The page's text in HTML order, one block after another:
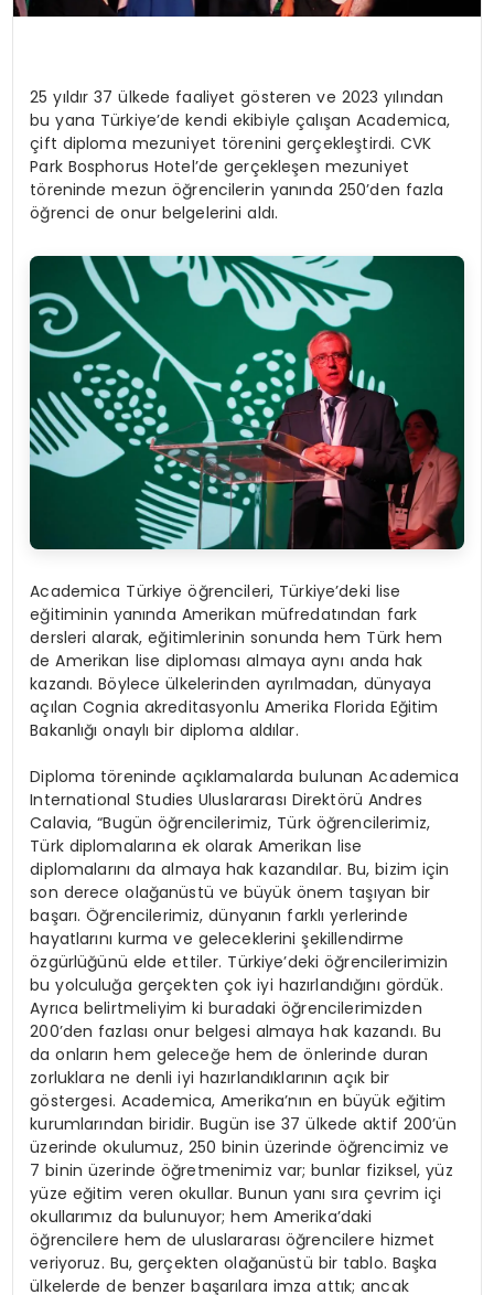
25 yıldır 37 ülkede faaliyet gösteren ve 2023 yılından
bu yana Türkiye’de kendi ekibiyle çalışan Academica,
çift diploma mezuniyet törenini gerçekleştirdi. CVK
Park Bosphorus Hotel’de gerçekleşen mezuniyet
töreninde mezun öğrencilerin yanında 250’den fazla
öğrenci de onur belgelerini aldı.
Academica Türkiye öğrencileri, Türkiye’deki lise
eğitiminin yanında Amerikan müfredatından fark
dersleri alarak, eğitimlerinin sonunda hem Türk hem
de Amerikan lise diploması almaya aynı anda hak
kazandı. Böylece ülkelerinden ayrılmadan, dünyaya
açılan Cognia akreditasyonlu Amerika Florida Eğitim
Bakanlığı onaylı bir diploma aldılar.
Diploma töreninde açıklamalarda bulunan Academica
International Studies Uluslararası Direktörü Andres
Calavia, “Bugün öğrencilerimiz, Türk öğrencilerimiz,
Türk diplomalarına ek olarak Amerikan lise
diplomalarını da almaya hak kazandılar. Bu, bizim için
son derece olağanüstü ve büyük önem taşıyan bir
başarı. Öğrencilerimiz, dünyanın farklı yerlerinde
hayatlarını kurma ve geleceklerini şekillendirme
özgürlüğünü elde ettiler. Türkiye’deki öğrencilerimizin
bu yolculuğa gerçekten çok iyi hazırlandığını gördük.
Ayrıca belirtmeliyim ki buradaki öğrencilerimizden
200’den fazlası onur belgesi almaya hak kazandı. Bu
da onların hem geleceğe hem de önlerinde duran
zorluklara ne denli iyi hazırlandıklarının açık bir
göstergesi. Academica, Amerika’nın en büyük eğitim
kurumlarından biridir. Bugün ise 37 ülkede aktif 200’ün
üzerinde okulumuz, 250 binin üzerinde öğrencimiz ve
7 binin üzerinde öğretmenimiz var; bunlar fiziksel, yüz
yüze eğitim veren okullar. Bunun yanı sıra çevrim içi
okullarımız da bulunuyor; hem Amerika’daki
öğrencilere hem de uluslararası öğrencilere hizmet
veriyoruz. Bu, gerçekten olağanüstü bir tablo. Başka
ülkelerde de benzer başarılara imza attık; ancak